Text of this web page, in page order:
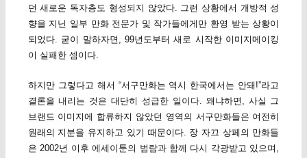
던 새로운 독자층도 형성되지 않았다. 그런 상황에서 개방적 성
향을 지닌 일부 만화 전문가 및 작가들에게만 환영 받는 상황이
되었다. 굳이 말하자면, 99년도부터 새로 시작한 이미지메이킹
이 실패한 셈이다.
하지만 그렇다고 해서 “서구만화는 역시 한국에서는 안돼!”라고
결론을 내리는 것은 대단히 성급한 일이다. 왜냐하면, 사실 그
브랜드 이미지에 합류하지 않았던 영역의 서구만화들은 여전히
원래의 지분을 유지하고 있기 때문이다. 장 자끄 상페의 만화들
은 2002년 이후 에세이툰의 범람과 함께 다시 각광받고 있으며,